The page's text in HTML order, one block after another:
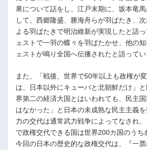
果について話をし、江戸末期に、坂本竜
して、西郷隆盛、勝海舟らが羽ばたき、
よる羽ばたきで明治維新が実現したと語
ェストで一羽の蝶々を羽ばたかせ、他の
ェストが鳴り全国へ伝播されたと語ってい
また、「戦後、世界で50年以上も政権が
は、日本以外にキューバと北朝鮮だけ」
界第二の経済大国とはいわれても、民主
はなかった」と日本の未成熟な民主主義
力の交代は通常武力戦争によってなされ
で政権交代できる国は世界200カ国のうち
今回の日本の歴史的な政権交代は、『一